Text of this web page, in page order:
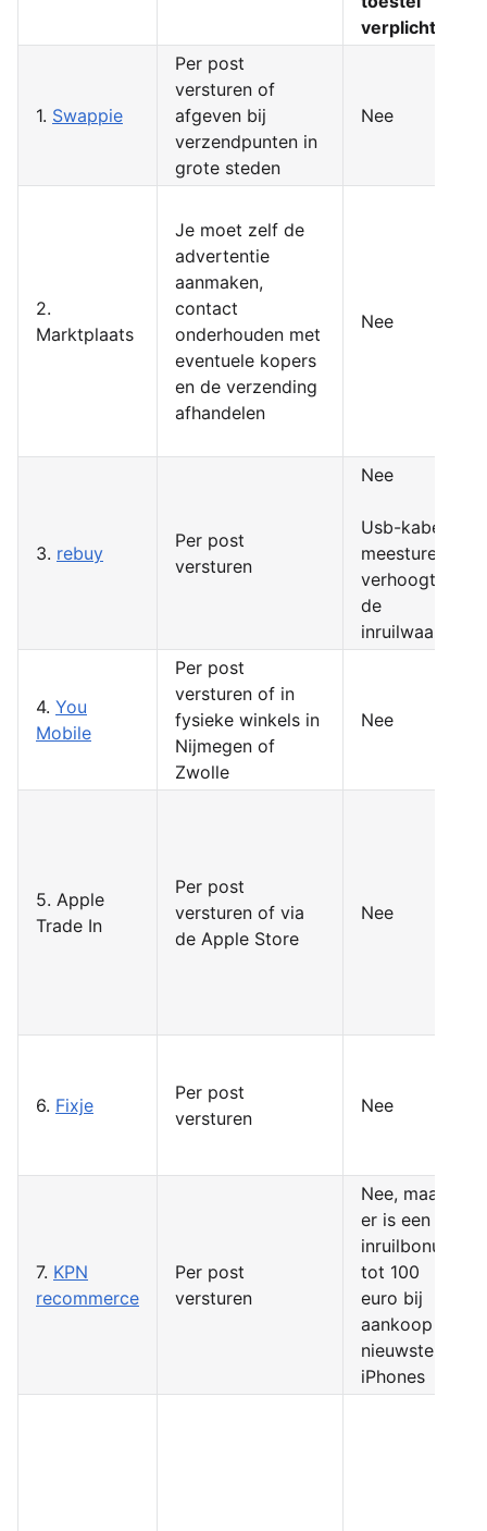
verplicht
1. Swappie
Per post
versturen of
afgeven bij
verzendpunten in
grote steden
Nee
2.
Marktplaats
Je moet zelf de
advertentie
aanmaken,
contact
onderhouden met
eventuele kopers
en de verzending
afhandelen
Nee
3. rebuy
Per post
versturen
Nee
Usb-kabel
meesturen
verhoogt
de
inruilwaarde
4. You
Mobile
Per post
versturen of in
fysieke winkels in
Nijmegen of
Zwolle
Nee
5. Apple
Trade In
Per post
versturen of via
de Apple Store
Nee
6. Fixje
Per post
versturen
Nee
7. KPN
recommerce
Per post
versturen
Nee, maar
er is een
inruilbonus
tot 100
euro bij
aankoop
nieuwste
iPhones